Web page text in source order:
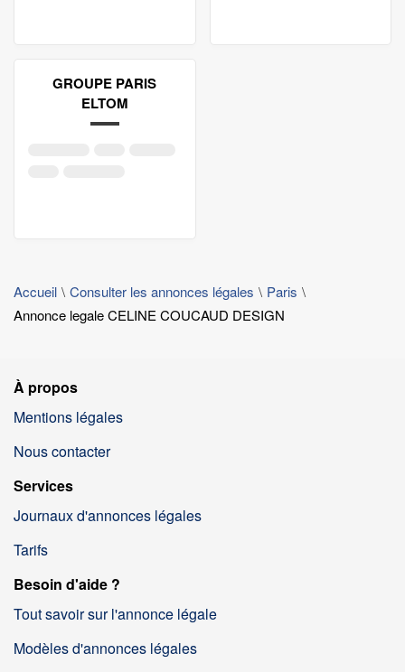
GROUPE PARIS
ELTOM
Accueil Consulter les annonces légales
Paris
Annonce legale CELINE COUCAUD DESIGN
À propos
Mentions légales
Nous contacter
Services
Journaux d'annonces légales
Tarifs
Besoin d'aide ?
Tout savoir sur l'annonce légale
Modèles d'annonces légales